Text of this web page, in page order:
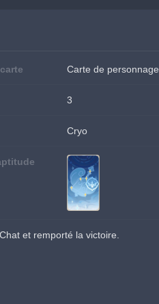
Carte de personnage
3
Cryo
et remporté la victoire.